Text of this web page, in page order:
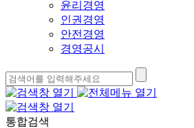
윤리경영
인권경영
안전경영
경영공시
통합검색